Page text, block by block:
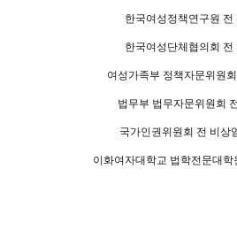
한국여성정책연구원 전
한국여성단체협의회 전
여성가족부 정책자문위원
법무부 법무자문위원회
국가인권위원회 전 비상
이화여자대학교 법학전문대학